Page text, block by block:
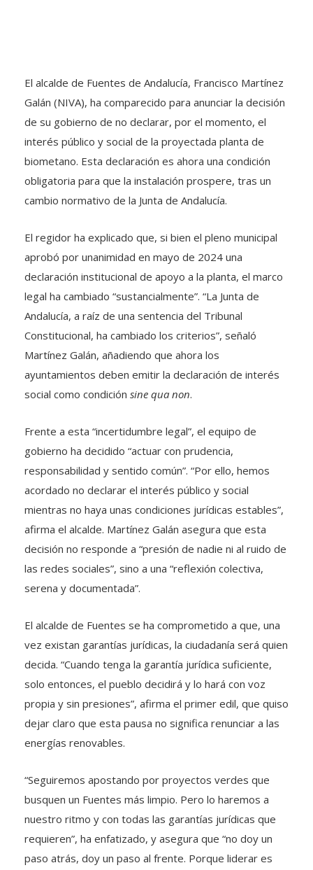
El alcalde de Fuentes de Andalucía, Francisco Martínez
Galán (NIVA), ha comparecido para anunciar la decisión
de su gobierno de no declarar, por el momento, el
interés público y social de la proyectada planta de
biometano. Esta declaración es ahora una condición
obligatoria para que la instalación prospere, tras un
cambio normativo de la Junta de Andalucía.
El regidor ha explicado que, si bien el pleno municipal
aprobó por unanimidad en mayo de 2024 una
declaración institucional de apoyo a la planta, el marco
legal ha cambiado “sustancialmente”. “La Junta de
Andalucía, a raíz de una sentencia del Tribunal
Constitucional, ha cambiado los criterios”, señaló
Martínez Galán, añadiendo que ahora los
ayuntamientos deben emitir la declaración de interés
social como condición sine qua non.
Frente a esta “incertidumbre legal”, el equipo de
gobierno ha decidido “actuar con prudencia,
responsabilidad y sentido común”. “Por ello, hemos
acordado no declarar el interés público y social
mientras no haya unas condiciones jurídicas estables”,
afirma el alcalde. Martínez Galán asegura que esta
decisión no responde a “presión de nadie ni al ruido de
las redes sociales”, sino a una “reflexión colectiva,
serena y documentada”.
El alcalde de Fuentes se ha comprometido a que, una
vez existan garantías jurídicas, la ciudadanía será quien
decida. “Cuando tenga la garantía jurídica suficiente,
solo entonces, el pueblo decidirá y lo hará con voz
propia y sin presiones”, afirma el primer edil, que quiso
dejar claro que esta pausa no significa renunciar a las
energías renovables.
“Seguiremos apostando por proyectos verdes que
busquen un Fuentes más limpio. Pero lo haremos a
nuestro ritmo y con todas las garantías jurídicas que
requieren”, ha enfatizado, y asegura que “no doy un
paso atrás, doy un paso al frente. Porque liderar es